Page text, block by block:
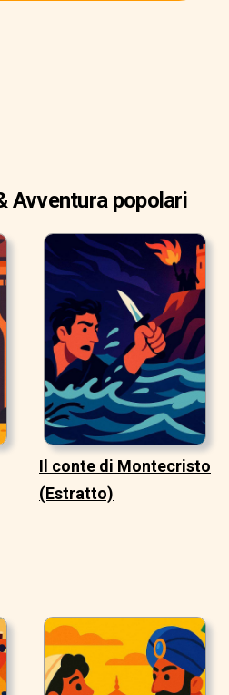
Avventura popolari
Il conte di Montecristo
(Estratto)